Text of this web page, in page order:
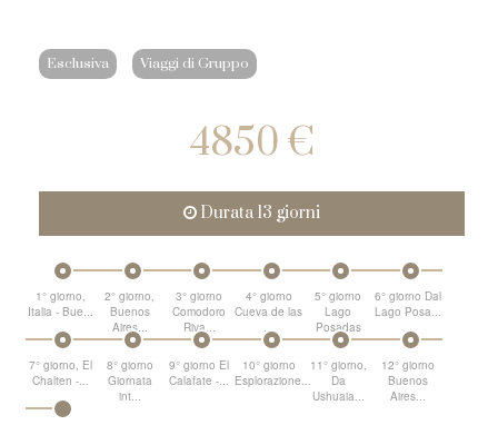
Esclusiva Viaggi di Gruppo
4850 €
Durata 13 giorni
1° giorno,
Italia - Bue...
2° giorno,
Buenos
Aires...
3° giorno
Comodoro
Riva...
4° giorno
Cueva de las
...
5° giorno
Lago
Posadas
6° giorno Dal
Lago Posa...
7° giorno, El
Chalten -...
8° giorno
Giornata
int...
9° giorno El
Calafate -...
10° giorno
Esplorazione...
11° giorno,
Da
Ushuaia...
12° giorno
Buenos
Aires...